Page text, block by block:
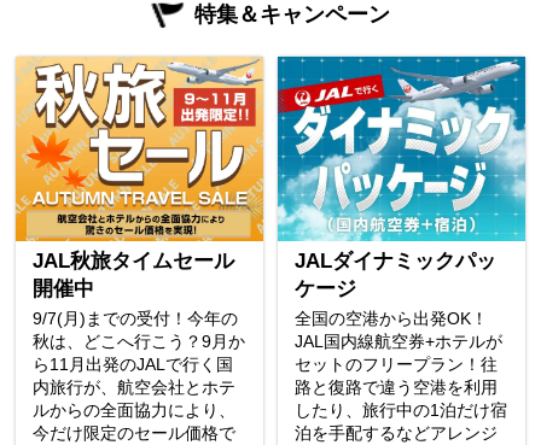
特集＆キャンペーン
JAL秋旅タイムセール
開催中
9/7(月)までの受付！今年の
秋は、どこへ行こう？9月か
ら11月出発のJALで行く国
内旅行が、航空会社とホテ
ルからの全面協力により、
今だけ限定のセール価格で
JALダイナミックパッ
ケージ
全国の空港から出発OK！
JAL国内線航空券+ホテルが
セットのフリープラン！往
路と復路で違う空港を利用
したり、旅行中の1泊だけ宿
泊を手配するなどアレンジ